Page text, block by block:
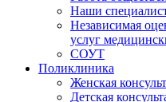
Наши
Независимая
услуг
СОУТ
Поликлиника
Женская
Детская